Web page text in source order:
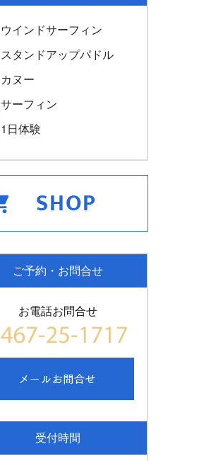
ウインドサーフィン
スタンドアップパドル
カヌー
サーフィン
1日体験
ご予約・お問合せ
お電話お問合せ
受付時間